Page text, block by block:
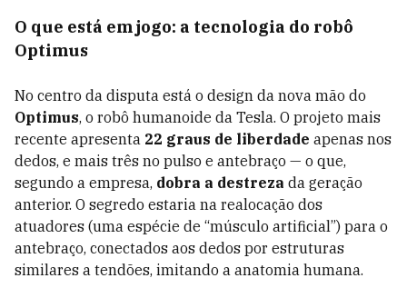
O que está em jogo: a tecnologia do robô
Optimus
No centro da disputa está o design da nova mão do
Optimus, o robô humanoide da Tesla. O projeto mais
recente apresenta 22 graus de liberdade apenas nos
dedos, e mais três no pulso e antebraço — o que,
segundo a empresa, dobra a destreza da geração
anterior. O segredo estaria na realocação dos
atuadores (uma espécie de “músculo artificial”) para o
antebraço, conectados aos dedos por estruturas
similares a tendões, imitando a anatomia humana.